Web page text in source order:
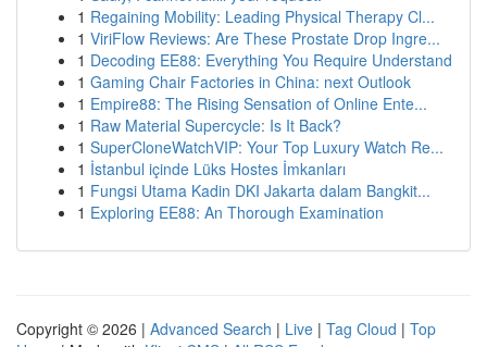
1 Regaining Mobility: Leading Physical Therapy Cl...
1 ViriFlow Reviews: Are These Prostate Drop Ingre...
1 Decoding EE88: Everything You Require Understand
1 Gaming Chair Factories in China: next Outlook
1 Empire88: The Rising Sensation of Online Ente...
1 Raw Material Supercycle: Is It Back?
1 SuperCloneWatchVIP: Your Top Luxury Watch Re...
1 İstanbul içinde Lüks Hostes İmkanları
1 Fungsi Utama Kadin DKI Jakarta dalam Bangkit...
1 Exploring EE88: An Thorough Examination
Copyright © 2026 | Advanced Search | Live | Tag Cloud | Top